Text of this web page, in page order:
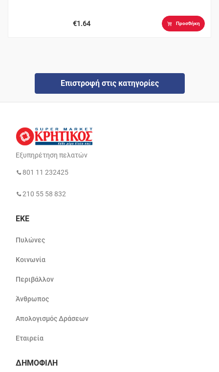
€1.64 Προσθήκη
Επιστροφή στις κατηγορίες
Εξυπηρέτηση πελατών
801 11 232425
210 55 58 832
ΕΚΕ
Πυλώνες
Κοινωνία
Περιβάλλον
Άνθρωπος
Απολογισμός Δράσεων
Εταιρεία
ΔΗΜΟΦΙΛΗ